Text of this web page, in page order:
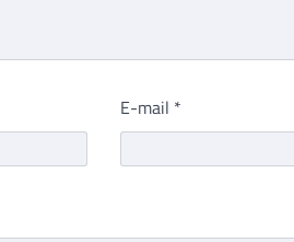
E-mail *